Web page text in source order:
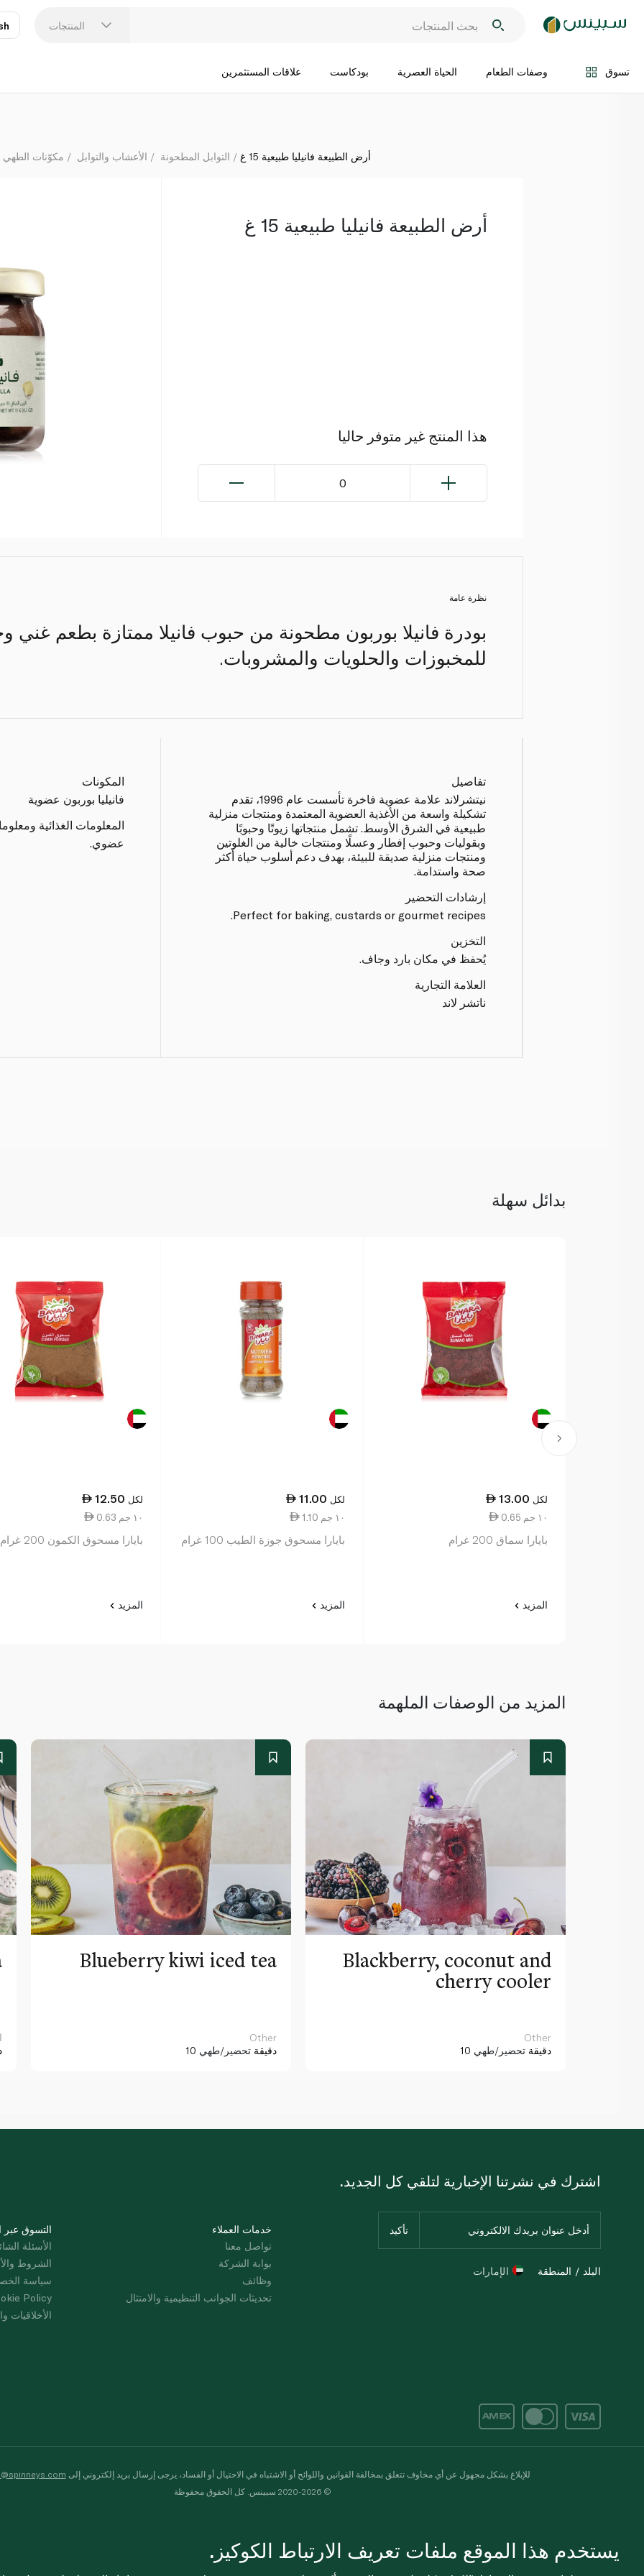
المنتجات
تسوق وصفات الطعام الحياة العصرية بودكاست علاقات المستثمرين
اضف الى السلة
مكوّنات الطهي الأعشاب والتوابل التوابل المطحونة أرض الطبيعة فانيليا طبيعية 15 غ
أرض الطبيعة فانيليا طبيعية 15 غ
هذا المنتج غير متوفر حاليا
0
نظرة عامة
بودرة فانيلا بوربون مطحونة من حبوب فانيلا ممتازة بطعم غني
للمخبوزات والحلويات والمشروبات.
تفاصيل
نيتشرلاند علامة عضوية فاخرة تأسست عام 1996، تقدم
تشكيلة واسعة من الأغذية العضوية المعتمدة ومنتجات منزلية
طبيعية في الشرق الأوسط. تشمل منتجاتها زيوتًا وحبوبًا
وبقوليات وحبوب إفطار وعسلًا ومنتجات خالية من الغلوتين
ومنتجات منزلية صديقة للبيئة، بهدف دعم أسلوب حياة أكثر
صحة واستدامة.
إرشادات التحضير
Perfect for baking, custards or gourmet recipes.
التخزين
يُحفظ في مكان بارد وجاف.
العلامة التجارية
ناتشر لاند
المكونات
فانيليا بوربون عضوية
المعلومات الغذائية
عضوي.
بدائل سهلة
13.00 لكل
0.65 ١٠ جم
بايارا سماق 200 غرام
المزيد
11.00 لكل
1.10 ١٠ جم
بايارا مسحوق جوزة الطيب 100 غرام
المزيد
12.50 لكل
0.63 ١٠ جم
بايارا مسحوق الكمون 200 غرام
المزيد
المزيد من الوصفات الملهمة
Blueberry kiwi iced tea
Other
10 دقيقة تحضير/طهي
Blackberry, coconut and
cherry cooler
Other
10 دقيقة تحضير/طهي
التسوق عبر
الأسئلة
الشروط
سياسة
Policy
الأخلاقيات
خدمات العملاء
تواصل معنا
بوابة الشركة
وظائف
تحديثات الجوانب التنظيمية والامتثال
اشترك في نشرتنا الإخبارية لتلقي كل الجديد.
البلد / المنطقة الإمارات
للإبلاغ بشكل مجهول عن أي مخاوف تتعلق بمخالفة القوانين واللوائح أو الاشتباه في الاحتيال أو الفساد، يرجى إرسال بريد إلكتروني إلى
© 2020-2026 سبينس. كل الحقوق محفوظة
يستخدم هذا الموقع ملفات تعريف الارتباط الكوكيز.